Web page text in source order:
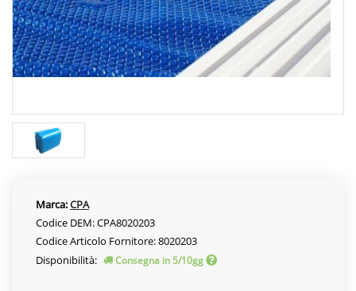
Marca:CPA
Codice DEM: CPA8020203
Codice Articolo Fornitore: 8020203
Disponibilità:
Consegna in 5/10gg